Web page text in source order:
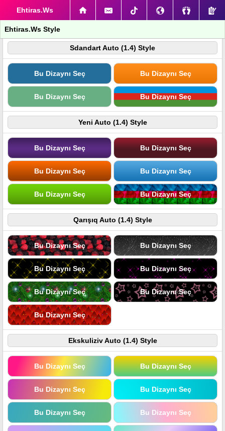
Ehtiras.Ws
Ehtiras.Ws Style
Sdandart Auto (1.4) Style
Bu Dizaynı Seç Bu Dizaynı Seç
Bu Dizaynı Seç Bu Dizaynı Seç
Yeni Auto (1.4) Style
Bu Dizaynı Seç Bu Dizaynı Seç
Bu Dizaynı Seç Bu Dizaynı Seç
Bu Dizaynı Seç Bu Dizaynı Seç
Qarışıq Auto (1.4) Style
Bu Dizaynı Seç Bu Dizaynı Seç
Bu Dizaynı Seç Bu Dizaynı Seç
Bu Dizaynı Seç Bu Dizaynı Seç
Bu Dizaynı Seç
Ekskuliziv Auto (1.4) Style
Bu Dizaynı Seç Bu Dizaynı Seç
Bu Dizaynı Seç Bu Dizaynı Seç
Bu Dizaynı Seç Bu Dizaynı Seç